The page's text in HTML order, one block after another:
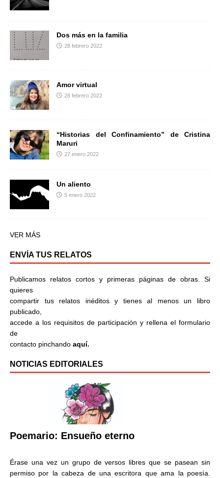
Dos más en la familia
28 febrero 2022
Amor virtual
28 febrero 2022
“Historias del Confinamiento” de Cristina
Maruri
27 enero 2022
Un aliento
5 enero 2022
VER MÁS
ENVÍA TUS RELATOS
Publicamos relatos cortos y primeras páginas de obras. Si
quieres
compartir tus relatos inéditos y tienes al menos un libro
publicado,
accede a los requisitos de participación y rellena el formulario
de
contacto pinchando aquí.
NOTICIAS EDITORIALES
Poemario: Ensueño eterno
Érase una vez un grupo de versos libres que se pasean sin
permiso por la cabeza de una escritora que ama la poesía.